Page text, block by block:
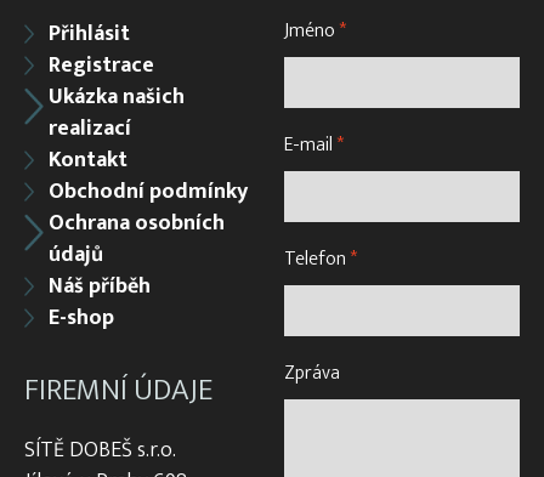
Přihlásit
Registrace
Ukázka našich
realizací
Kontakt
Obchodní podmínky
Ochrana osobních
údajů
Náš příběh
E-shop
FIREMNÍ ÚDAJE
SÍTĚ DOBEŠ s.r.o.
Jméno*
E-mail*
Telefon*
Zpráva